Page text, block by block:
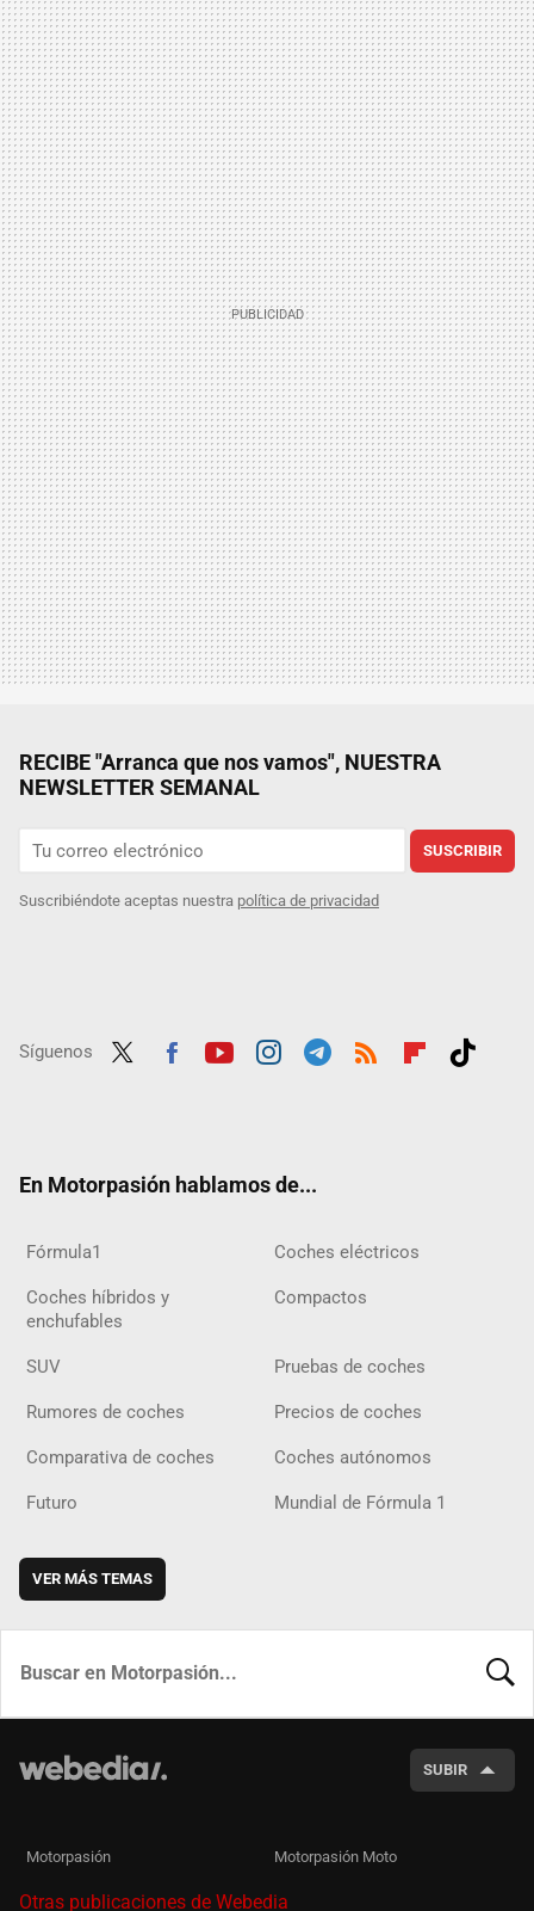
RECIBE "Arranca que nos vamos", NUESTRA
NEWSLETTER SEMANAL
SUSCRIBIR
Suscribiéndote aceptas nuestra política de privacidad
Síguenos
En Motorpasión hablamos de...
Fórmula1 Coches eléctricos
Coches híbridos y
enchufables
Compactos
SUV Pruebas de coches
Rumores de coches Precios de coches
Comparativa de coches Coches autónomos
Futuro Mundial de Fórmula 1
VER MÁS TEMAS
SUBIR
Motorpasión Motorpasión Moto
Otras publicaciones de Webedia